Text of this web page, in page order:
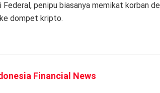
penipu biasanya memikat korban
dompet kripto.
Financial News